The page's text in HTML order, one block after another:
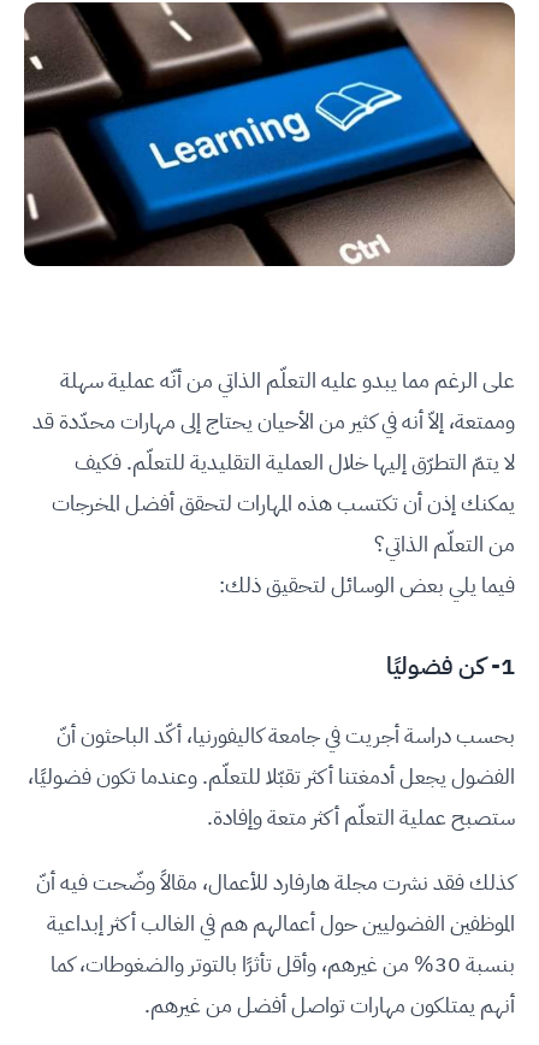
على الرغم مما يبدو عليه التعلّم الذاتي من أنّه عملية سهلة
وممتعة، إلاّ أنه في كثير من الأحيان يحتاج إلى مهارات محدّدة قد
لا يتمّ التطرّق إليها خلال العملية التقليدية للتعلّم. فكيف
يمكنك إذن أن تكتسب هذه المهارات لتحقق أفضل المخرجات
من التعلّم الذاتي؟
فيما يلي بعض الوسائل لتحقيق ذلك:
1- كن فضوليًا
بحسب دراسة أجريت في جامعة كاليفورنيا، أكّد الباحثون أنّ
الفضول يجعل أدمغتنا أكثر تقبّلا للتعلّم. وعندما تكون فضوليًا،
ستصبح عملية التعلّم أكثر متعة وإفادة.
كذلك فقد نشرت مجلة هارفارد للأعمال، مقالاً وضّحت فيه أنّ
الموظفين الفضوليين حول أعمالهم هم في الغالب أكثر إبداعية
بنسبة 30% من غيرهم، وأقل تأثرًا بالتوتر والضغوطات، كما
أنهم يمتلكون مهارات تواصل أفضل من غيرهم.